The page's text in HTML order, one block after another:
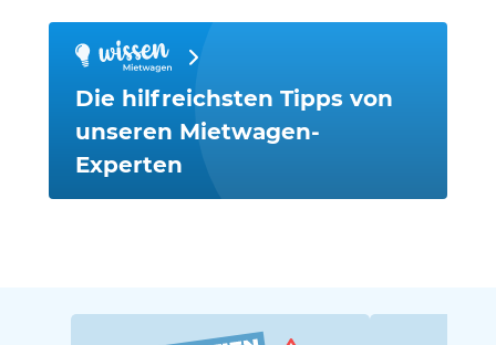
Die hilfreichsten Tipps von
unseren Mietwagen-
Experten